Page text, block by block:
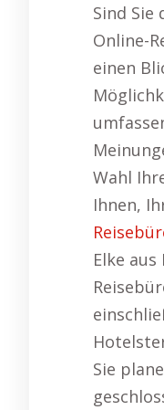
Sind Sie
Online-
einen
Wahl
Ihnen,
Elke
Sie